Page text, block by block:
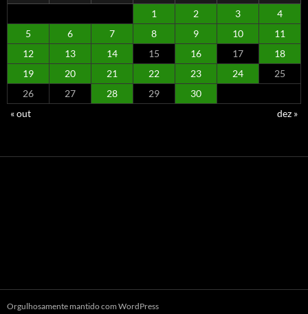
1
2 3
4
5
6 7 8 9 10
11
12
13 14 15 16 17
18
19
20 21 22 23 24
25
26
27 28 29
30
« out
dez »
Orgulhosamente mantido com WordPress